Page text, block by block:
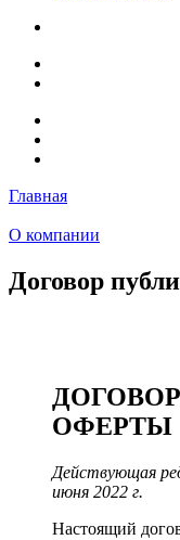
Главная
О компании
Договор
ОФЕРТЫ
Действующая
июня 2022 г.
Настоящий